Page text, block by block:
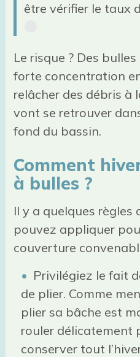
être vérifier le taux
Le risque ? Des
forte concentration
relâcher des débris à
vont se retrouver
fond du bassin.
Comment
à bulles ?
Il y a quelques règles
pouvez appliquer
couverture
Privilégiez le fait
de plier. Comme
plier sa bâche est
rouler délicatement
conserver tout